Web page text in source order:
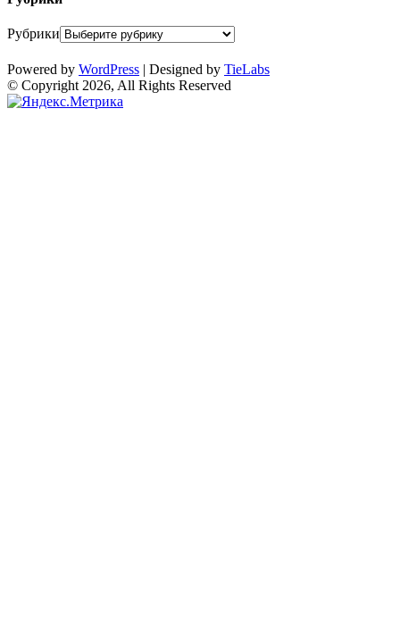
Рубрики
Powered by WordPress | Designed by TieLabs
© Copyright 2026, All Rights Reserved